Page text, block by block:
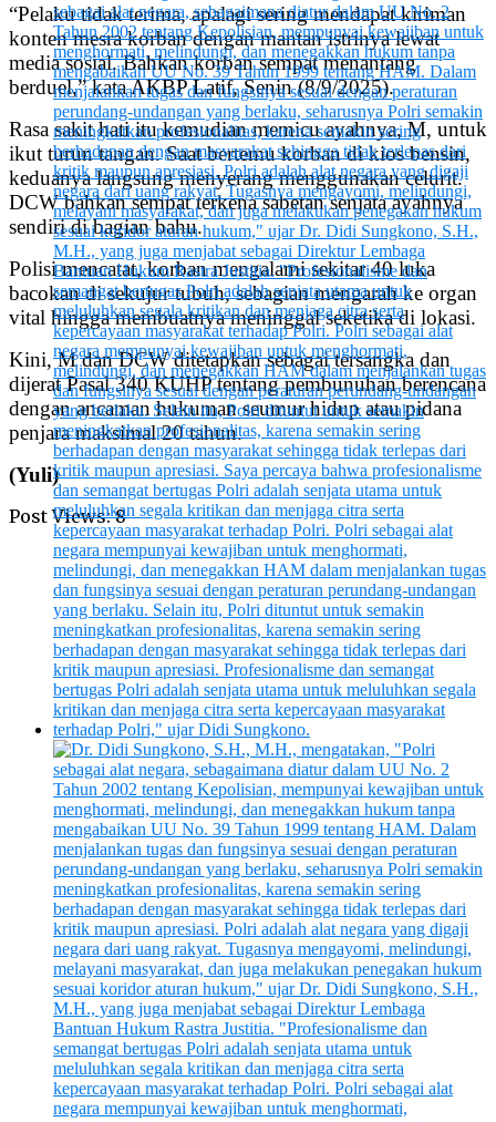
“Pelaku tidak terima, apalagi sering mendapat kiriman
konten mesra korban dengan mantan istrinya lewat
media sosial. Bahkan korban sempat menantang
berduel,” kata AKBP Latif, Senin (8/9/2025).
Rasa sakit hati itu kemudian memicu ayahnya, M, untuk
ikut turun tangan. Saat bertemu korban di kios bensin,
keduanya langsung menyerang menggunakan celurit.
DCW bahkan sempat terkena sabetan senjata ayahnya
sendiri di bagian bahu.
Polisi mencatat, korban mengalami sekitar 40 luka
bacokan di sekujur tubuh, sebagian mengarah ke organ
vital hingga membuatnya meninggal seketika di lokasi.
Kini, M dan DCW ditetapkan sebagai tersangka dan
dijerat Pasal 340 KUHP tentang pembunuhan berencana
dengan ancaman hukuman seumur hidup atau pidana
penjara maksimal 20 tahun.
(Yuli)
Post Views: 8